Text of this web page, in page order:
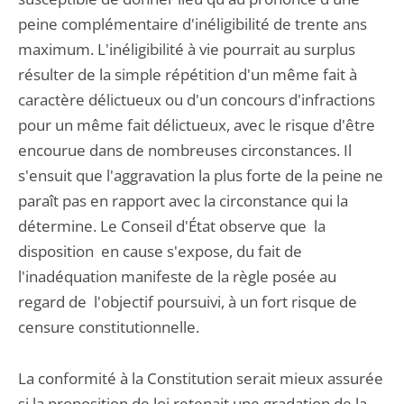
peine complémentaire d'inéligibilité de trente ans
maximum. L'inéligibilité à vie pourrait au surplus
résulter de la simple répétition d'un même fait à
caractère délictueux ou d'un concours d'infractions
pour un même fait délictueux, avec le risque d'être
encourue dans de nombreuses circonstances. Il
s'ensuit que l'aggravation la plus forte de la peine ne
paraît pas en rapport avec la circonstance qui la
détermine. Le Conseil d'État observe que la
disposition en cause s'expose, du fait de
l'inadéquation manifeste de la règle posée au
regard de l'objectif poursuivi, à un fort risque de
censure constitutionnelle.
La conformité à la Constitution serait mieux assurée